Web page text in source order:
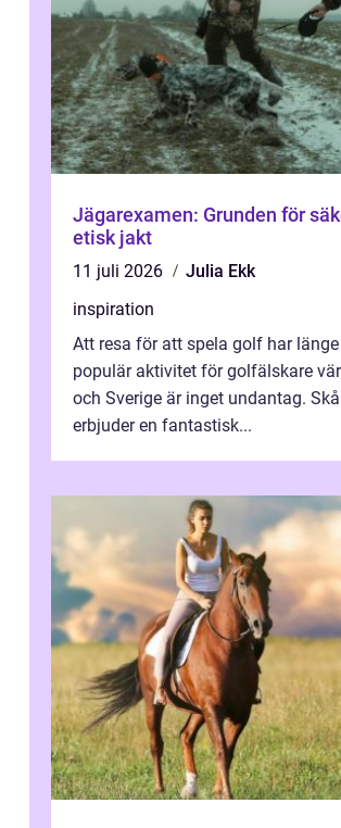
Jägarexamen: Grunden för
etisk jakt
11 juli 2026
Julia Ekk
inspiration
Att resa för att spela golf har
populär aktivitet för golfälskare
och Sverige är inget undantag.
erbjuder en fantastisk...